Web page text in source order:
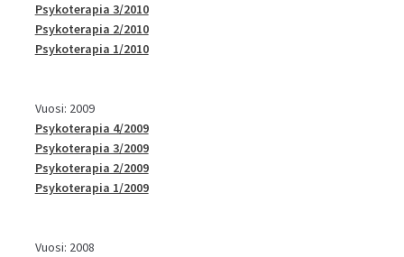
Psykoterapia 3/2010
Psykoterapia 2/2010
Psykoterapia 1/2010
Vuosi: 2009
Psykoterapia 4/2009
Psykoterapia 3/2009
Psykoterapia 2/2009
Psykoterapia 1/2009
Vuosi: 2008